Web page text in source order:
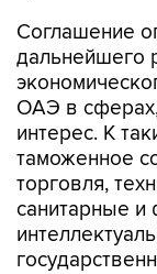
Соглашение
дальнейшего
ОАЭ в
интерес. К
таможенное
торговля,
санитарные и